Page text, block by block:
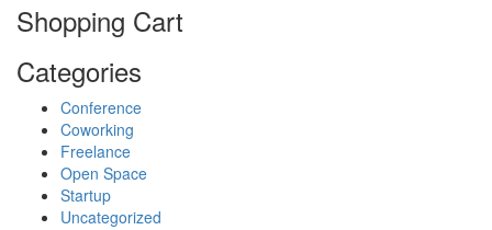
Shopping Cart
Categories
Conference
Coworking
Freelance
Open Space
Startup
Uncategorized